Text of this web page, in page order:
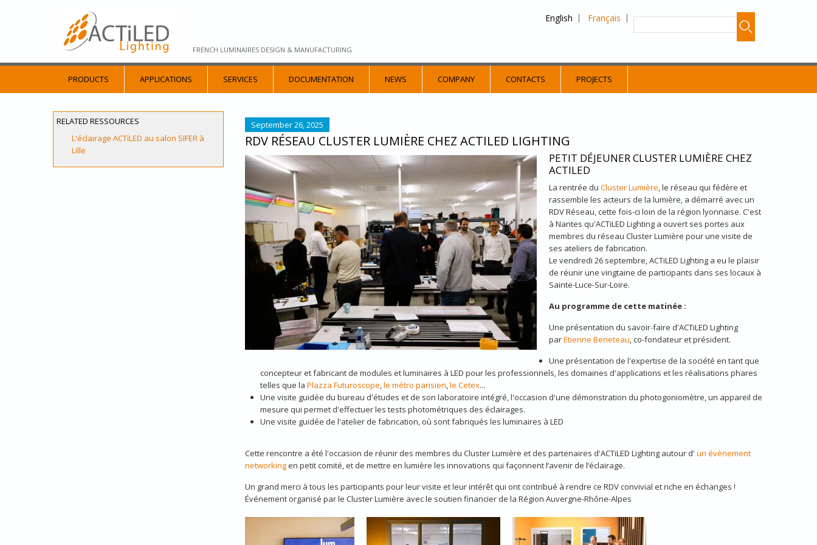
FRENCH LUMINAIRES DESIGN & MANUFACTURING
English Français
PRODUCTS APPLICATIONS SERVICES DOCUMENTATION NEWS COMPANY CONTACTS PROJECTS
September 26, 2025
RDV RÉSEAU CLUSTER LUMIÈRE CHEZ ACTILED LIGHTING
PETIT_DEJEUNER_CLUSTER_LUMIERE_ACTILED_LIGHTING_5.JPGPETIT DÉJEUNER CLUSTER LUMIÈRE CHEZ
ACTILED
La rentrée du Cluster Lumière, le réseau qui fédère et
rassemble les acteurs de la lumière, a démarré avec un
RDV Réseau, cette fois-ci loin de la région lyonnaise. C'est
à Nantes qu'ACTiLED Lighting a ouvert ses portes aux
membres du réseau Cluster Lumière pour une visite de
ses ateliers de fabrication.
Le vendredi 26 septembre, ACTiLED Lighting a eu le plaisir
de réunir une vingtaine de participants dans ses locaux à
Sainte-Luce-Sur-Loire.
Au programme de cette matinée :
Une présentation du savoir-faire d'ACTiLED Lighting
parEtienne Beneteau, co-fondateur et président.
Une présentation de l'expertise de la société en tant que
concepteur et fabricant de modules et luminaires à LED pour les professionnels, les domaines d'applications et les réalisations phares
telles que la Plazza Futuroscope,le métro parisien,le Cetex...
Une visite guidée du bureau d'études et de son laboratoire intégré, l'occasion d'une démonstration du photogoniomètre, un appareil de
mesure qui permet d'effectuer les tests photométriques des éclairages.
Une visite guidée de l'atelier de fabrication, où sont fabriqués les luminaires à LED
Cette rencontre a été l'occasion de réunir des membres du Cluster Lumière et des partenaires d'ACTiLED Lighting autour d' un évènement
networkingen petit comité, et de mettre en lumière les innovations qui façonnent l’avenir de l’éclairage.
Un grand merci à tous les participants pour leur visite et leur intérêt qui ont contribué à rendre ce RDV convivial et riche en échanges !
Événement organisé par le Cluster Lumière avec le soutien financier de la Région Auvergne-Rhône-Alpes
RELATED RESSOURCES
L'éclairage ACTiLED au salon SIFER à
Lille